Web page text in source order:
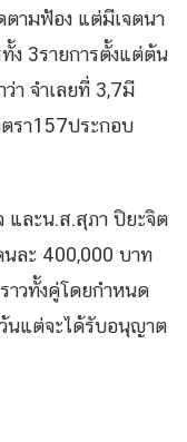
ตามฟ้อง แต่มีเจตนา
ง 3รายการตั้งแต่ต้น
า จำเลยที่ 3,7มี
รา157ประกอบ
และน.ส.สุภา ปิยะจิต
นละ 400,000 บาท
วทั้งคู่โดยกำหนด
ว้นแต่จะได้รับอนุญาต